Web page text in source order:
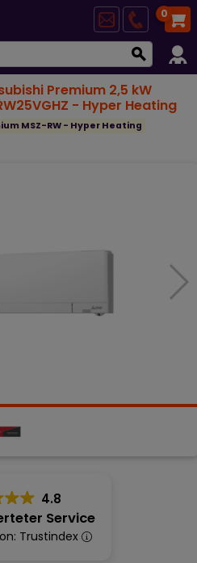
0
Premium 2,5 kW
- Hyper Heating
MSZ-RW - Hyper Heating
4.8
Service
Trustindex